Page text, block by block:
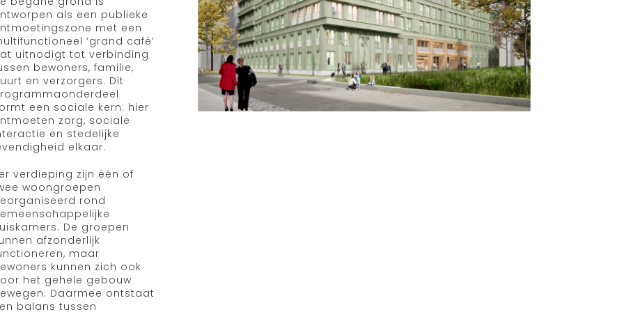
als een publieke
met een
‘grand café’
uitnodigt tot verbinding
bewoners, familie,
en verzorgers. Dit
een sociale kern: hier
zorg, sociale
en stedelijke
elkaar.
verdieping zijn één of
woongroepen
rond
De groepen
afzonderlijk
maar
kunnen zich ook
het gehele gebouw
Daarmee ontstaat
balans tussen